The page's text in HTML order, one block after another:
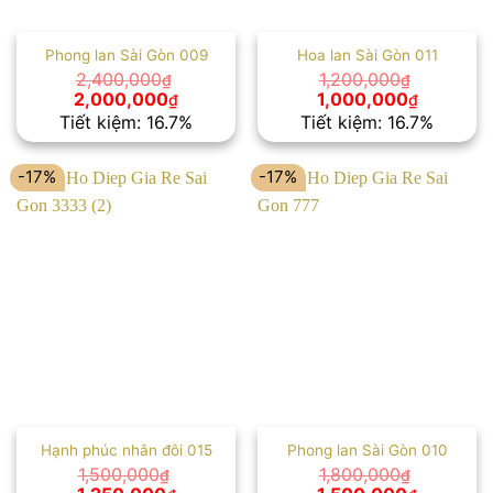
Phong lan Sài Gòn 009
2,400,000₫
Giá
gốc
là:
2,400,000₫.
2,000,000₫Giá
hiện
tại
là:
2,000,000₫.
Tiết kiệm: 16.7%
Hoa lan Sài Gòn 011
1,200,000₫
Giá
gốc
là:
1,200,000₫.
1,000,000₫Giá
hiện
tại
là:
Tiết kiệm: 16.7%
-17%
Hạnh phúc nhân đôi 015
1,500,000₫
-17%
Phong lan Sài Gòn 010
1,800,000₫